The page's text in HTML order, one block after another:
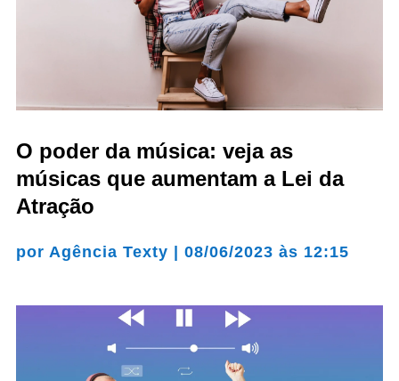
O poder da música: veja as
músicas que aumentam a Lei da
Atração
por Agência Texty | 08/06/2023 às 12:15